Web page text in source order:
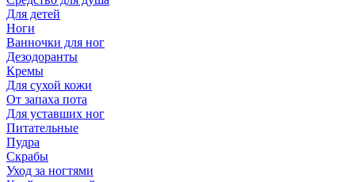
Для детей
Ноги
Ванночки для ног
Дезодоранты
Кремы
Для сухой кожи
От запаха пота
Для уставших ног
Питательные
Пудра
Скрабы
Уход за ногтями